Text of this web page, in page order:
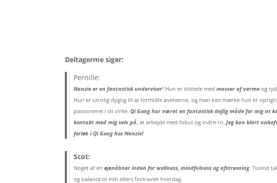
Deltagerme siger:
Pernille:
Nanzie er en fantastisk underviser! Hun er tilstede med masser af varmeog
Hun er utrolig dygtig til at formidle øvelserne, og man kan mærke hun er
passioneret i sit virke. Qi Gong har været en fantastisk dejlig måde for mig at
kontakt med mig selv på, at arbejde med fokus og indre ro. Jeg kan klart
forløb i Qi Gong hos Nanzie!
Scot:
Noget af en øjenåbner inden for wellness, mindfulness og afstresning. Tusind
og balance til min ellers fortravlet hverdag.